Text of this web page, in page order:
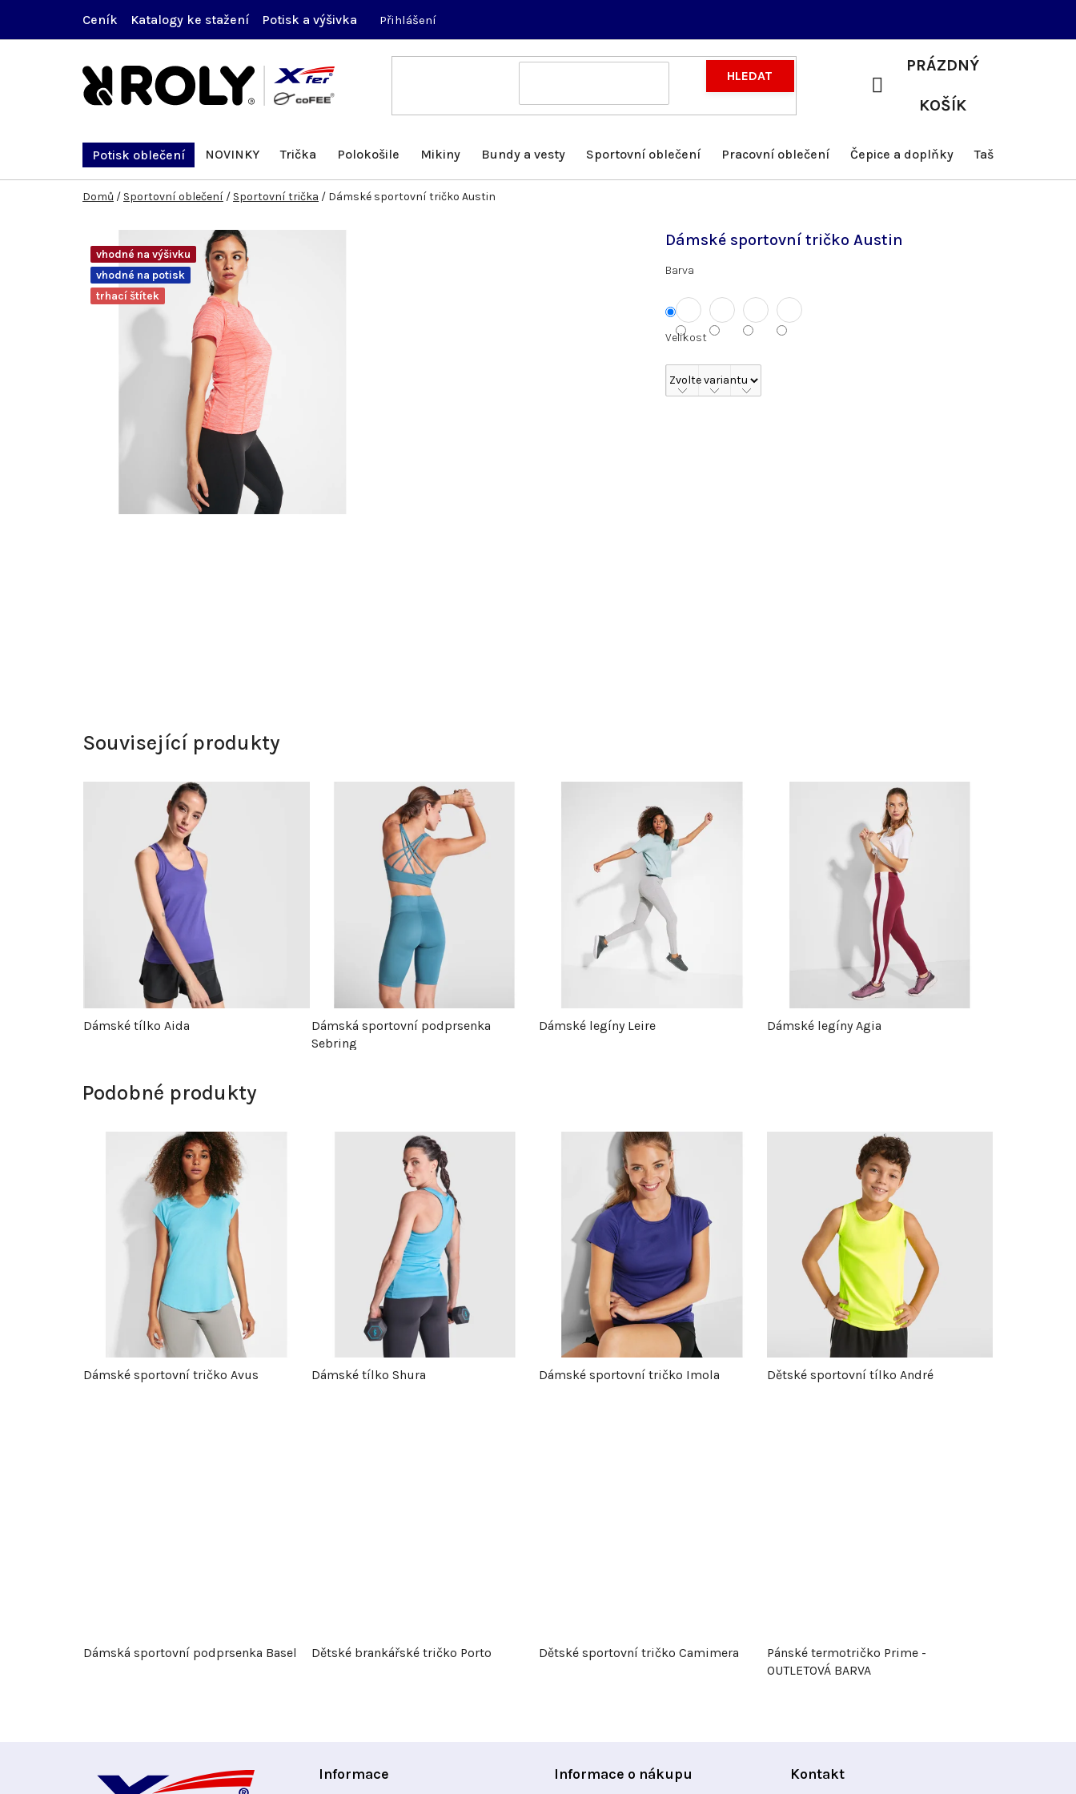
obsah
Ceník Katalogy ke stažení Potisk a výšivka Přihlášení
HLEDAT
NÁKUPNÍ
PRÁZDNÝ
KOŠÍK
Potisk oblečení NOVINKY Trička Polokošile Mikiny Bundy a vesty Sportovní oblečení Pracovní oblečení Čepice a doplňky Tašky a batohy
Domů / Sportovní oblečení / Sportovní trička / Dámské sportovní tričko Austin
Dámské sportovní tričko Austin
Barva
Velikost
vhodné na výšivku
vhodné na potisk
trhací štítek
Související produkty
Dámské tílko Aida
Dámská sportovní podprsenka
Sebring
Dámské legíny Leire Dámské legíny Agia
Podobné produkty
Dámské sportovní tričko Avus Dámské tílko Shura Dámské sportovní tričko Imola Dětské sportovní tílko André
Dámská sportovní podprsenka Basel Dětské brankářské tričko Porto Dětské sportovní tričko Camimera
Pánské termotričko Prime -
OUTLETOVÁ BARVA
Informace Informace o nákupu Kontakt